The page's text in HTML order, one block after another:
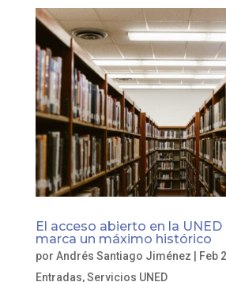
El acceso abierto en la
marca un máximo histórico
por Andrés Santiago Jiménez Feb
Entradas,Servicios UNED